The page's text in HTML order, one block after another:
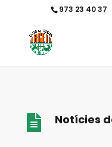
973 23 40 37
 Notícies